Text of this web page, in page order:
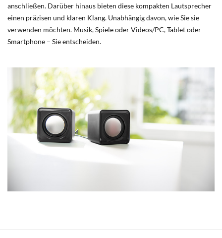
anschließen. Darüber hinaus bieten diese kompakten Lautsprecher
einen präzisen und klaren Klang. Unabhängig davon, wie Sie sie
verwenden möchten. Musik, Spiele oder Videos/PC, Tablet oder
Smartphone – Sie entscheiden.